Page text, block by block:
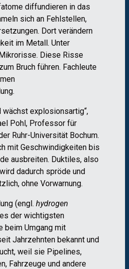
diffundieren in das
sich an Fehlstellen,
Dort verändern
im Metall. Unter
Diese Risse
Bruch führen. Fachleute
wächst explosionsartig“,
Pohl, Professor für
Ruhr-Universität Bochum.
mit Geschwindigkeiten bis
ausbreiten. Duktiles, also
dadurch spröde und
ohne Vorwarnung.
(engl. hydrogen
der wichtigsten
beim Umgang mit
Jahrzehnten bekannt und
weil sie Pipelines,
Fahrzeuge und andere